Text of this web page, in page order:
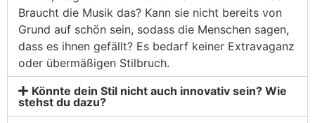
Braucht die Musik das? Kann sie nicht bereits von
Grund auf schön sein, sodass die Menschen sagen,
dass es ihnen gefällt? Es bedarf keiner Extravaganz
oder übermäßigen Stilbruch.
Könnte dein Stil nicht auch innovativ sein? Wie
stehst du dazu?